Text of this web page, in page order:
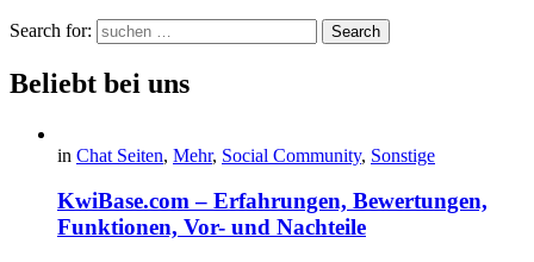
Search for: Search
Beliebt bei uns
in Chat Seiten, Mehr, Social Community, Sonstige
KwiBase.com – Erfahrungen, Bewertungen,
Funktionen, Vor- und Nachteile